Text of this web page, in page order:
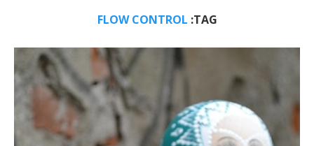
TAG:
FLOW CONTROL